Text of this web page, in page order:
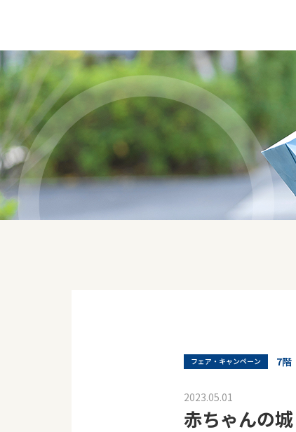
フェア・キャンペーン 7
2023.05.01
赤ちゃんの城